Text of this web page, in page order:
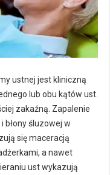
ustnej jest kliniczną
lub obu kątów ust.
zakaźną. Zapalenie
błony śluzowej w
się maceracją
a nawet
ust wykazują